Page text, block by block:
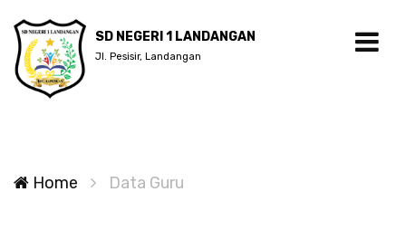
SD NEGERI 1 LANDANGAN
Jl. Pesisir, Landangan
Home Data Guru